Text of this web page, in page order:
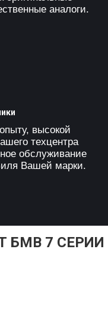
аналоги.
высокой
техцентра
обслуживание
Вашей марки.
БМВ 7 СЕРИИ